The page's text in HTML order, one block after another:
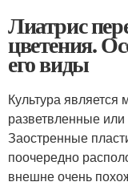
Лиатрис
цветения.
его виды
Культура
разветвленные или
Заостренные
поочередно
внешне очень